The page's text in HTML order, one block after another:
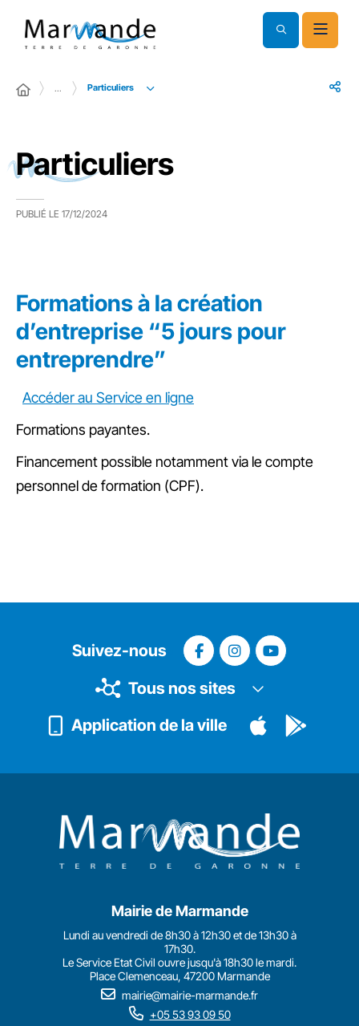
… Particuliers
Particuliers
PUBLIÉ LE 17/12/2024
Formations à la création
d’entreprise “5 jours pour
entreprendre”
Accéder au Service en ligne
Formations payantes.
Financement possible notamment via le compte
personnel de formation (CPF).
Suivez-nous
Tous nos sites
Application de la ville
Mairie de Marmande
Lundi au vendredi de 8h30 à 12h30 et de 13h30 à
17h30.
Le Service Etat Civil ouvre jusqu'à 18h30 le mardi.
Place Clemenceau, 47200 Marmande
mairie@mairie-marmande.fr
+05 53 93 09 50